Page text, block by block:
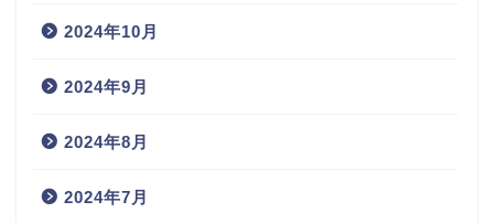
2024年10月
2024年9月
2024年8月
2024年7月